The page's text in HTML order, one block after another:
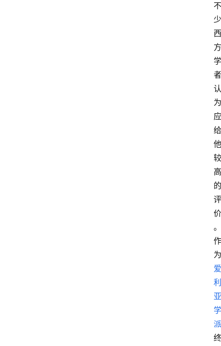
不
少
西
方
学
者
认
为
应
给
他
较
高
的
评
价
。
作
为
爱
利
亚
学
派
终